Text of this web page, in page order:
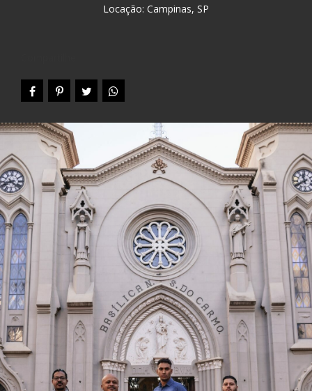
Locação: Campinas, SP